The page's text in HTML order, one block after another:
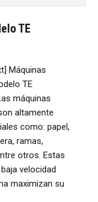
TE
Máquinas
TE
máquinas
altamente
como: papel,
ramas,
otros. Estas
velocidad
maximizan su